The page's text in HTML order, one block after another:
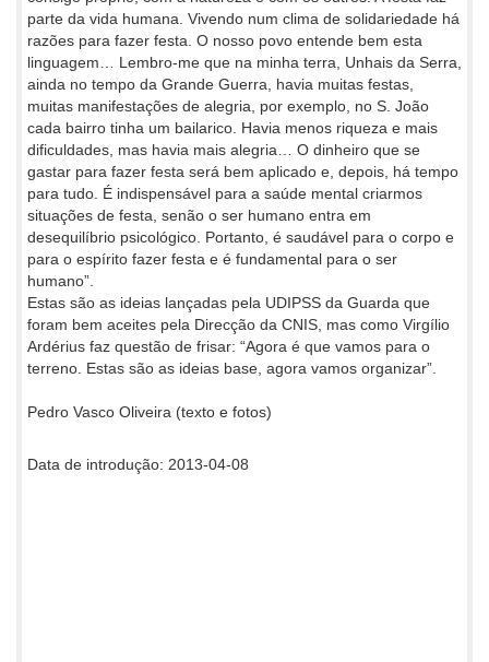
parte da vida humana. Vivendo num clima de solidariedade há
razões para fazer festa. O nosso povo entende bem esta
linguagem… Lembro-me que na minha terra, Unhais da Serra,
ainda no tempo da Grande Guerra, havia muitas festas,
muitas manifestações de alegria, por exemplo, no S. João
cada bairro tinha um bailarico. Havia menos riqueza e mais
dificuldades, mas havia mais alegria… O dinheiro que se
gastar para fazer festa será bem aplicado e, depois, há tempo
para tudo. É indispensável para a saúde mental criarmos
situações de festa, senão o ser humano entra em
desequilíbrio psicológico. Portanto, é saudável para o corpo e
para o espírito fazer festa e é fundamental para o ser
humano”.
Estas são as ideias lançadas pela UDIPSS da Guarda que
foram bem aceites pela Direcção da CNIS, mas como Virgílio
Ardérius faz questão de frisar: “Agora é que vamos para o
terreno. Estas são as ideias base, agora vamos organizar”.
Pedro Vasco Oliveira (texto e fotos)
Data de introdução: 2013-04-08